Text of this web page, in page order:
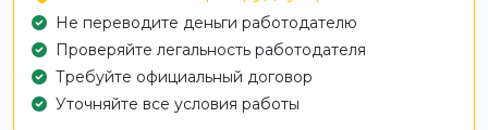
Не переводите деньги работодателю
Проверяйте легальность работодателя
Требуйте официальный договор
Уточняйте все условия работы